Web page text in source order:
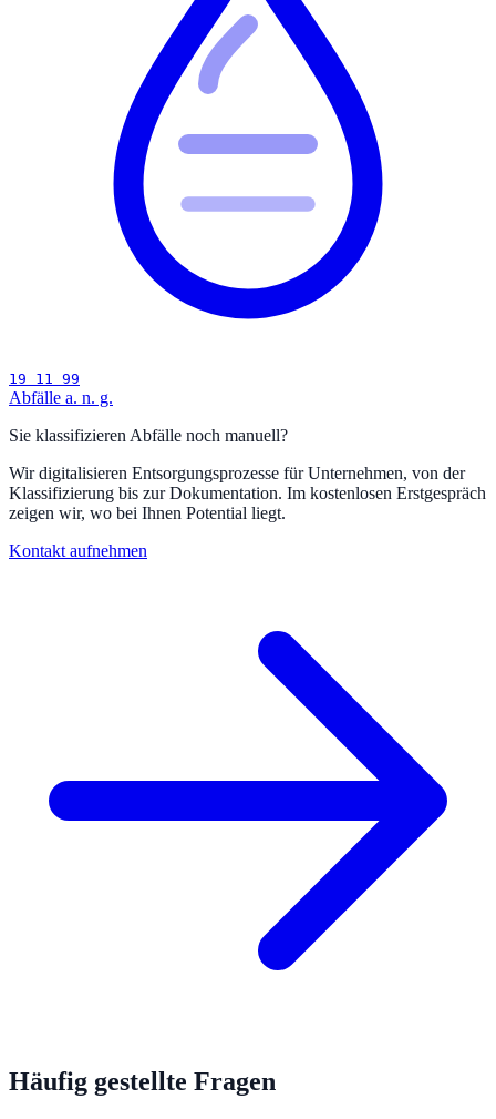
19 11 99
Abfälle a. n. g.
Sie klassifizieren Abfälle noch manuell?
Wir digitalisieren Entsorgungsprozesse für Unternehmen, von der
Klassifizierung bis zur Dokumentation. Im kostenlosen Erstgespräch
zeigen wir, wo bei Ihnen Potential liegt.
Kontakt aufnehmen
Häufig gestellte Fragen